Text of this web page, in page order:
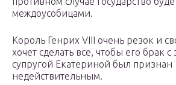
междоусобицами.
Король Генрих VIII очень резок и
хочет сделать все, чтобы его брак
супругой Екатериной был признан
недействительным.